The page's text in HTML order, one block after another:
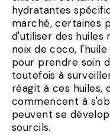
hydratantes
marché, certaines
d'utiliser des huiles
noix de coco,
pour prendre soin
toutefois à
réagit à ces huiles,
commencent à
peuvent se
sourcils.